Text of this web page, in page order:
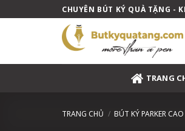
to
CHUYÊN BÚT KÝ QUÀ TẶNG -
TRANG
TRANG CHỦ / BÚT KÝ PARKER